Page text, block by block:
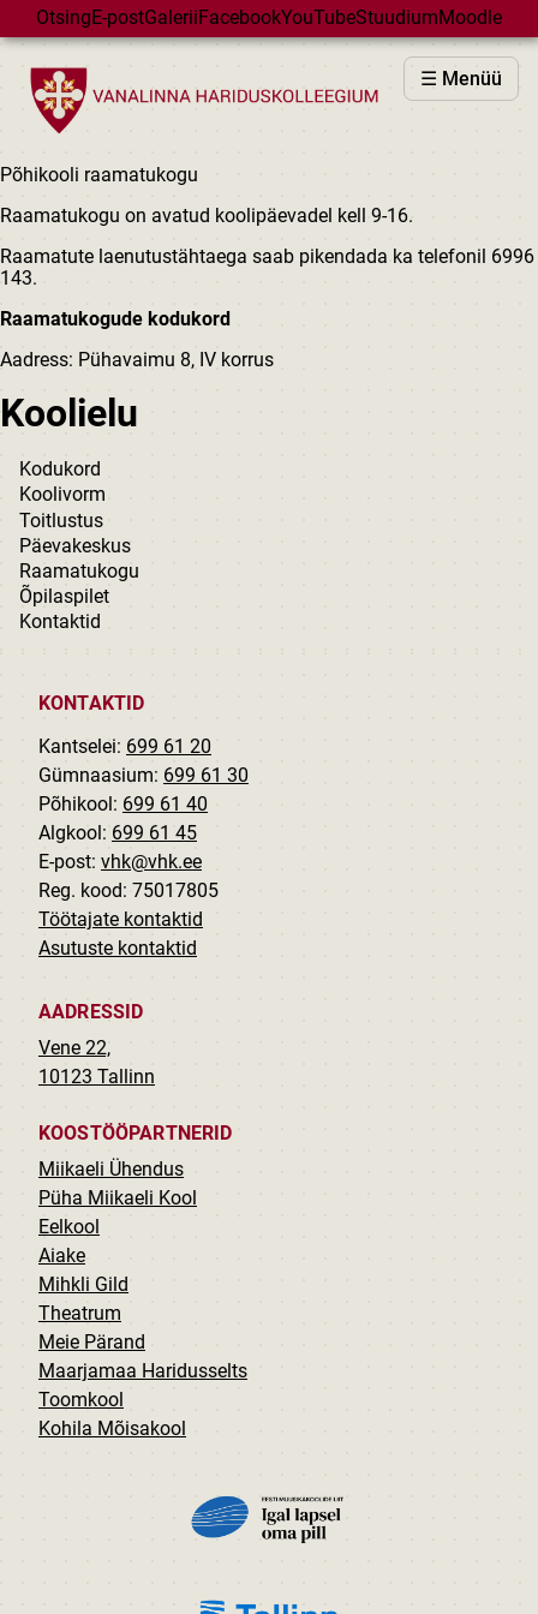
Skip to main content
OtsingE-postGaleriiFacebookYouTubeStuudiumMoodle
☰ Menüü
VHK
VASTUVÕTT
GÜMNAASIUM
MAJAD
HUVIÕPE
Põhikooli raamatukogu
Raamatukogu on avatud koolipäevadel kell 9-16.
Raamatute laenutustähtaega saab pikendada ka telefonil 6996
143.
Raamatukogude kodukord
Aadress: Pühavaimu 8, IV korrus
Koolielu
Kodukord
Koolivorm
Toitlustus
Päevakeskus
Raamatukogu
Õpilaspilet
Kontaktid
KONTAKTID
Kantselei: 699 61 20
Gümnaasium: 699 61 30
Põhikool: 699 61 40
Algkool: 699 61 45
E-post: vhk@vhk.ee
Reg. kood: 75017805
Töötajate kontaktid
Asutuste kontaktid
AADRESSID
Vene 22,
10123 Tallinn
KOOSTÖÖPARTNERID
Miikaeli Ühendus
Püha Miikaeli Kool
Eelkool
Aiake
Mihkli Gild
Theatrum
Meie Pärand
Maarjamaa Haridusselts
Toomkool
Kohila Mõisakool
PILT
PILT